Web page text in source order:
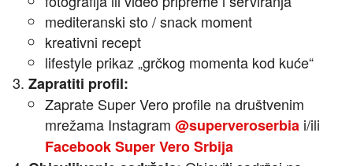
mediteranski sto / snack moment
kreativni recept
lifestyle prikaz „grčkog momenta kod kuće“
Zapratiti profil:
Zaprate Super Vero profile na društvenim
mrežama Instagram @superveroserbia i/ili
Facebook Super Vero Srbija